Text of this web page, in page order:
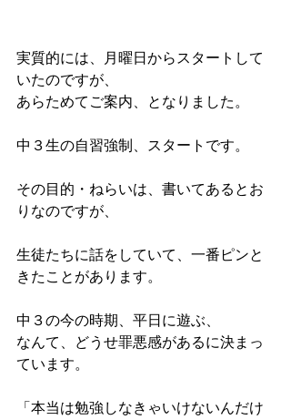
実質的には、月曜日からスタートして
いたのですが、
あらためてご案内、となりました。
中３生の自習強制、スタートです。
その目的・ねらいは、書いてあるとお
りなのですが、
生徒たちに話をしていて、一番ピンと
きたことがあります。
中３の今の時期、平日に遊ぶ、
なんて、どうせ罪悪感があるに決まっ
ています。
「本当は勉強しなきゃいけないんだけ